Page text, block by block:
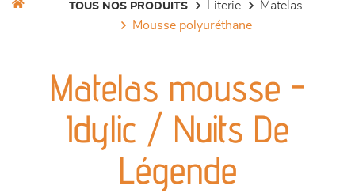
séjours
meubles de complément
chambres et dressing
TOUS NOS PRODUITS literie
matelas
mousse polyuréthane
Matelas mousse -
Idylic / Nuits De
Légende